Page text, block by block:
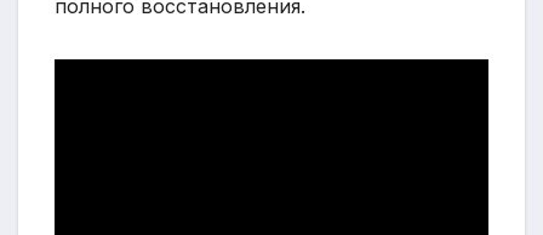
полного восстановления.